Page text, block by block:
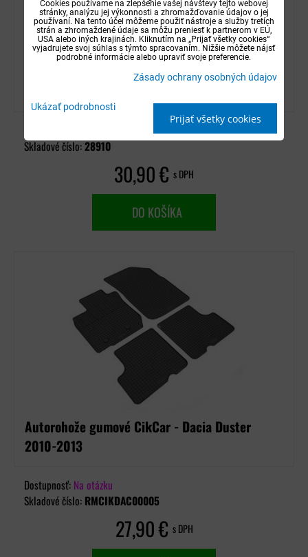
Autorohože gumové Petex - Dacia Duster 2010-
Distribučný sklad (1-3 dni)
Skladové číslo:28910
30,90 € s DPH
DO KOŠÍKA
Autorohože gumové CikCar - Dacia Duster
2010-2013
Dostupnosť: Na otázku
Skladové číslo: RMCIKDAC00005
27,90 € s DPH
Cookies používame na zlepšenie vašej návštevy tejto webovej
stránky, analýzu jej výkonnosti a zhromažďovanie údajov o jej
používaní. Na tento účel môžeme použiť nástroje a služby tretích
strán a zhromaždené údaje sa môžu preniesť k partnerom v EÚ,
USA alebo iných krajinách. Kliknutím na „Prijať všetky cookies“
vyjadrujete svoj súhlas s týmto spracovaním. Nižšie môžete nájsť
podrobné informácie alebo upraviť svoje preferencie.
Zásady ochrany osobných údajov
Ukázať podrobnosti
Prijať všetky cookies